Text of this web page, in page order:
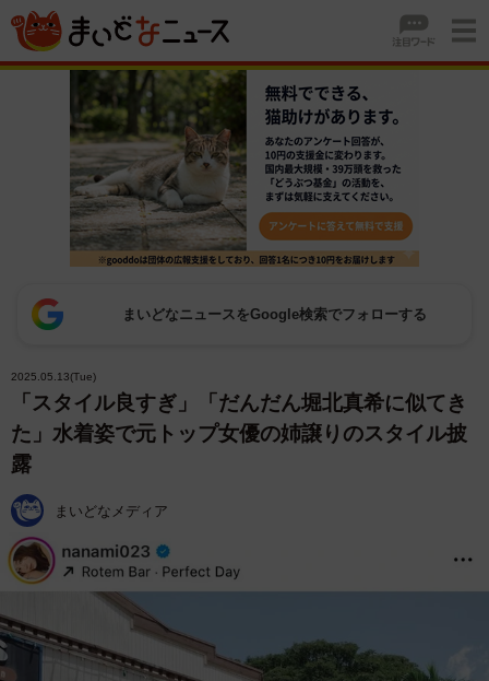
まいどなニュースをGoogle検索でフォローする
2025.05.13(Tue)
「スタイル良すぎ」「だんだん堀北真希に似てき
た」水着姿で元トップ女優の姉譲りのスタイル披
露
まいどなメディア